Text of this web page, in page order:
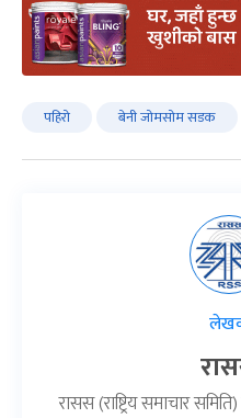
पहिरो बेनी जोमसोम सडक
रासस (राष्ट्रिय समाचार